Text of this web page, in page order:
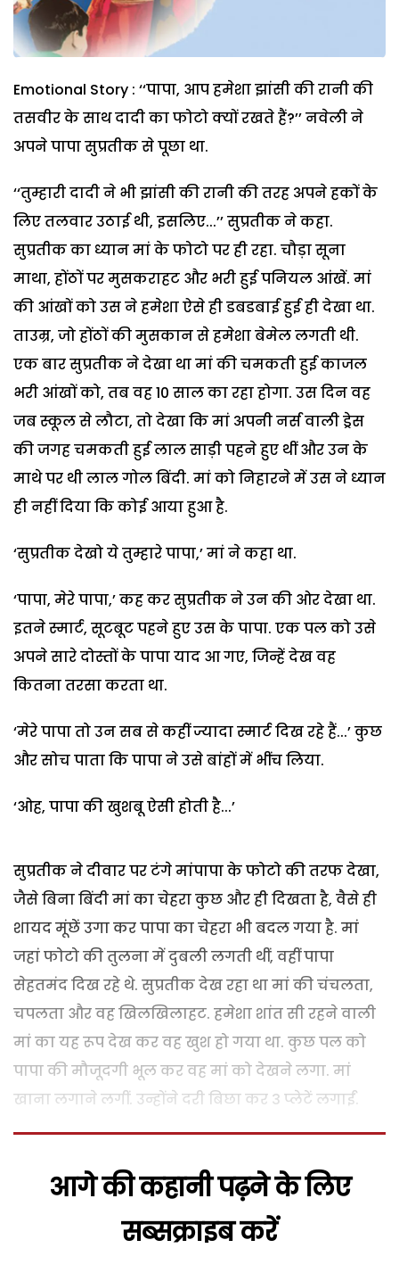
Emotional Story : ‘‘पापा, आप हमेशा झांसी की रानी की
तसवीर के साथ दादी का फोटो क्यों रखते हैं?’’ नवेली ने
अपने पापा सुप्रतीक से पूछा था.
‘‘तुम्हारी दादी ने भी झांसी की रानी की तरह अपने हकों के
लिए तलवार उठाई थी, इसलिए...’’ सुप्रतीक ने कहा.
सुप्रतीक का ध्यान मां के फोटो पर ही रहा. चौड़ा सूना
माथा, होंठों पर मुसकराहट और भरी हुई पनियल आंखें. मां
की आंखों को उस ने हमेशा ऐसे ही डबडबाई हुई ही देखा था.
ताउम्र, जो होंठों की मुसकान से हमेशा बेमेल लगती थी.
एक बार सुप्रतीक ने देखा था मां की चमकती हुई काजल
भरी आंखों को, तब वह 10 साल का रहा होगा. उस दिन वह
जब स्कूल से लौटा, तो देखा कि मां अपनी नर्स वाली ड्रेस
की जगह चमकती हुई लाल साड़ी पहने हुए थीं और उन के
माथे पर थी लाल गोल बिंदी. मां को निहारने में उस ने ध्यान
ही नहीं दिया कि कोई आया हुआ है.
‘सुप्रतीक देखो ये तुम्हारे पापा,’ मां ने कहा था.
‘पापा, मेरे पापा,’ कह कर सुप्रतीक ने उन की ओर देखा था.
इतने स्मार्ट, सूटबूट पहने हुए उस के पापा. एक पल को उसे
अपने सारे दोस्तों के पापा याद आ गए, जिन्हें देख वह
कितना तरसा करता था.
‘मेरे पापा तो उन सब से कहीं ज्यादा स्मार्ट दिख रहे हैं...’ कुछ
और सोच पाता कि पापा ने उसे बांहों में भींच लिया.
‘ओह, पापा की खुशबू ऐसी होती है...’
सुप्रतीक ने दीवार पर टंगे मांपापा के फोटो की तरफ देखा,
जैसे बिना बिंदी मां का चेहरा कुछ और ही दिखता है, वैसे ही
शायद मूंछें उगा कर पापा का चेहरा भी बदल गया है. मां
जहां फोटो की तुलना में दुबली लगती थीं, वहीं पापा
सेहतमंद दिख रहे थे. सुप्रतीक देख रहा था मां की चंचलता,
चपलता और वह खिलखिलाहट. हमेशा शांत सी रहने वाली
मां का यह रूप देख कर वह खुश हो गया था. कुछ पल को
पापा की मौजूदगी भूल कर वह मां को देखने लगा. मां
खाना लगाने लगीं. उन्होंने दरी बिछा कर 3 प्लेटें लगाईं.
आगे की कहानी पढ़ने के लिए
सब्सक्राइब करें